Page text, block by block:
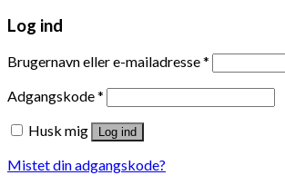
Log ind
Brugernavn eller e-mailadresse*
Adgangskode*
Husk mig
Log ind
Mistet din adgangskode?